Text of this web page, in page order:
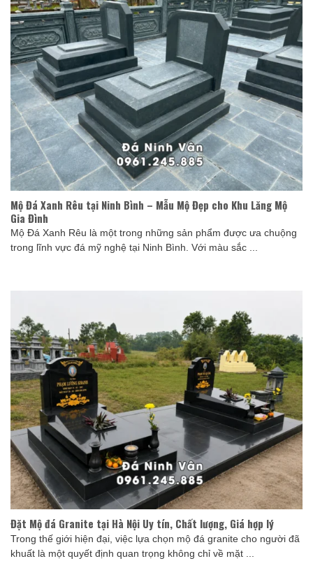
Mộ Đá Xanh Rêu tại Ninh Bình – Mẫu Mộ Đẹp cho Khu Lăng Mộ
Gia Đình
Mộ Đá Xanh Rêu là một trong những sản phẩm được ưa chuộng
trong lĩnh vực đá mỹ nghệ tại Ninh Bình. Với màu sắc ...
Đặt Mộ đá Granite tại Hà Nội Uy tín, Chất lượng, Giá hợp lý
Trong thế giới hiện đại, việc lựa chọn mộ đá granite cho người đã
khuất là một quyết định quan trọng không chỉ về mặt ...